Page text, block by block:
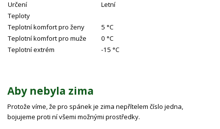
Určení
Letní
Teploty
Teplotní komfort pro ženy
5 °C
Teplotní komfort pro muže
0 °C
Teplotní extrém
-15 °C
Aby nebyla zima
Protože víme, že pro spánek je zima nepřítelem číslo jedna,
bojujeme proti ní všemi možnými prostředky.